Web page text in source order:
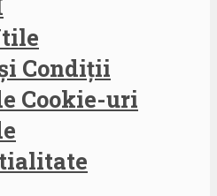
Condiții
Cookie-uri